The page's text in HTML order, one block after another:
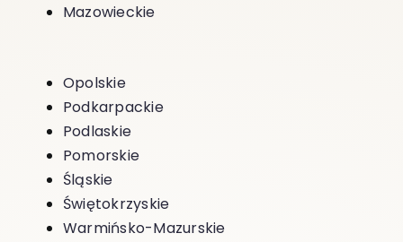
Mazowieckie
Opolskie
Podkarpackie
Podlaskie
Pomorskie
Śląskie
Świętokrzyskie
Warmińsko-Mazurskie